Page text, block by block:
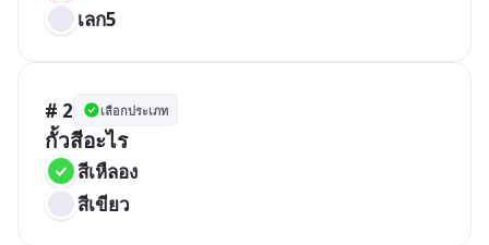
เลก5
# 2 เลือกประเภท
กั้วสีอะไร
สีเหืลอง
สีเขียว